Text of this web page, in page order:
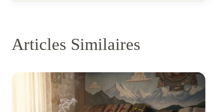
Articles Similaires